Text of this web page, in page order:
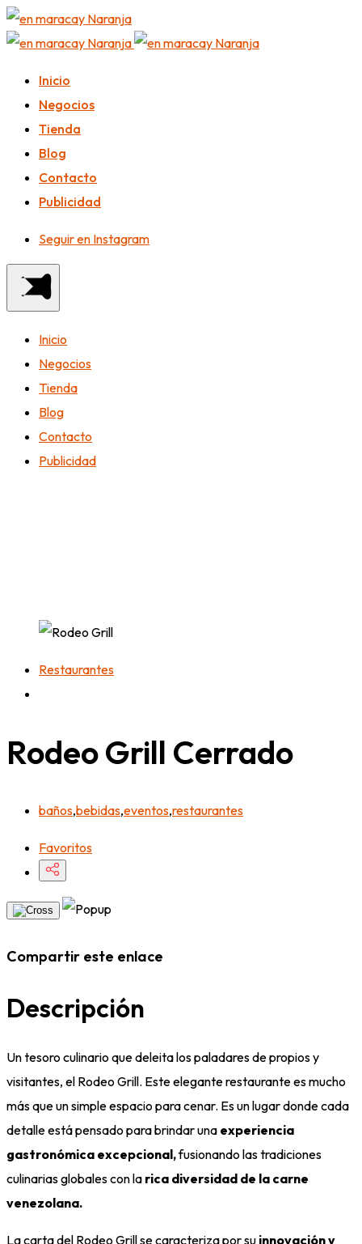
Inicio
Negocios
Tienda
Blog
Contacto
Publicidad
Seguir en Instagram
Inicio
Negocios
Tienda
Blog
Contacto
Publicidad
Restaurantes
Rodeo Grill Cerrado
baños,bebidas,eventos,restaurantes
Favoritos
Compartir este enlace
Descripción
Un tesoro culinario que deleita los paladares de propios y
visitantes, el Rodeo Grill. Este elegante restaurante es mucho
más que un simple espacio para cenar. Es un lugar donde cada
detalle está pensado para brindar una experiencia
gastronómica excepcional,fusionando las tradiciones
culinarias globales con la rica diversidad de la carne
venezolana.
La carta del Rodeo Grill se caracteriza por su innovación y